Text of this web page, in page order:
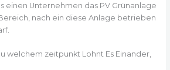
einen Unternehmen das PV Grünanlage
nach ein diese Anlage betrieben
welchem zeitpunkt Lohnt Es Einander,